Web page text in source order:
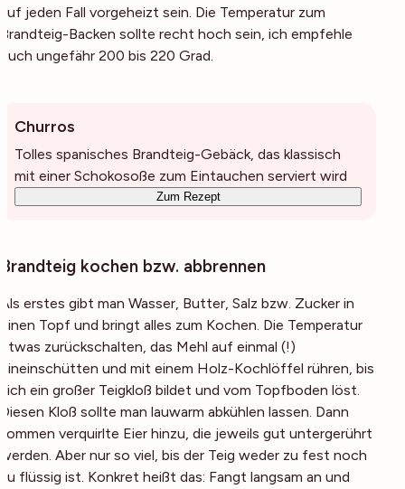
auf jeden Fall vorgeheizt sein. Die Temperatur zum
Brandteig-Backen sollte recht hoch sein, ich empfehle
euch ungefähr 200 bis 220 Grad.
Churros
Tolles spanisches Brandteig-Gebäck, das klassisch
mit einer Schokosoße zum Eintauchen serviert wird
Zum Rezept
Brandteig kochen bzw. abbrennen
Als erstes gibt man Wasser, Butter, Salz bzw. Zucker in
einen Topf und bringt alles zum Kochen. Die Temperatur
etwas zurückschalten, das Mehl auf einmal (!)
hineinschütten und mit einem Holz-Kochlöffel rühren, bis
sich ein großer Teigkloß bildet und vom Topfboden löst.
Diesen Kloß sollte man lauwarm abkühlen lassen. Dann
kommen verquirlte Eier hinzu, die jeweils gut untergerührt
werden. Aber nur so viel, bis der Teig weder zu fest noch
zu flüssig ist. Konkret heißt das: Fangt langsam an und